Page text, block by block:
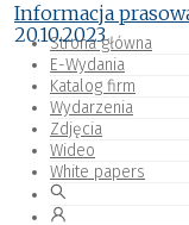
Strona główna
E-Wydania
Katalog firm
Wydarzenia
Zdjęcia
Wideo
White papers
Informacja
20.10.2023